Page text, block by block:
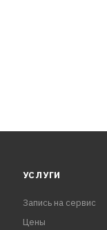
УСЛУГИ
Запись на сервис
Цены